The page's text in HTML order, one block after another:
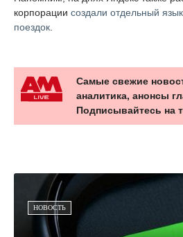
корпорации создали отдельный
поездок
Самые свежие
аналитика, анонсы
Подписывайтесь на
НОВОСТЬ